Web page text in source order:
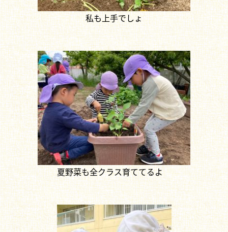
私も上手でしょ
夏野菜も全クラス育ててるよ